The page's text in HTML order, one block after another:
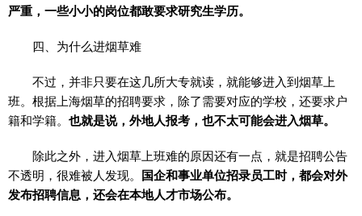
严重，一些小小的岗位都敢要求研究生学历。
四、为什么进烟草难
不过，并非只要在这几所大专就读，就能够进入到烟草上
班。根据上海烟草的招聘要求，除了需要对应的学校，还要求户
籍和学籍。 也就是说，外地人报考，也不太可能会进入烟草。
除此之外，进入烟草上班难的原因还有一点，就是招聘公告
不透明，很难被人发现。
国企和事业单位招录员工时，都会对外
发布招聘信息，还会在本地人才市场公布。